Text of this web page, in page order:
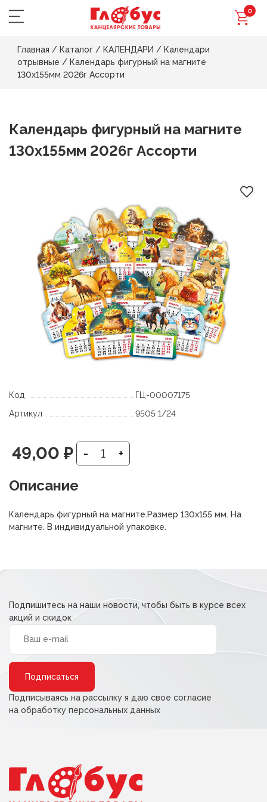
0
Главная / Каталог / КАЛЕНДАРИ / Календари
отрывные / Календарь фигурный на магните
130х155мм 2026г Ассорти
Календарь фигурный на магните
130х155мм 2026г Ассорти
Код
ГЦ-00007175
Артикул
9505 1/24
49,00 ₽ - +
Описание
Календарь фигурный на магните.Размер 130х155 мм. На
магните. В индивидуальной упаковке.
Подпишитесь на наши новости, чтобы быть в курсе всех
акций и скидок
Подписываясь на рассылку я даю свое согласие
на обработку персональных данных